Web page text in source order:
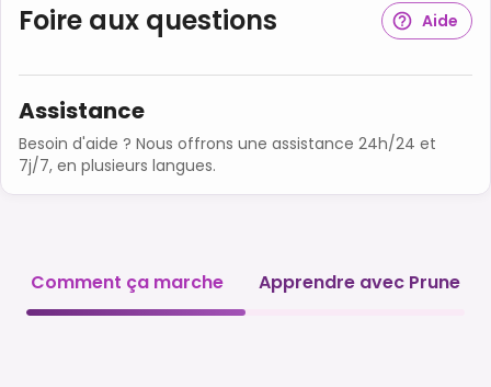
Foire aux questions Aide
Assistance
Besoin d'aide ? Nous offrons une assistance 24h/24 et
7j/7, en plusieurs langues.
Comment ça marche Apprendre avec Prune